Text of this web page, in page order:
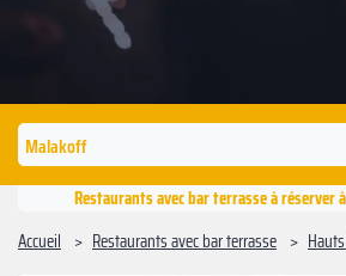
Restaurants avec bar terrasse à réserver
Accueil
Restaurants avec bar terrasse